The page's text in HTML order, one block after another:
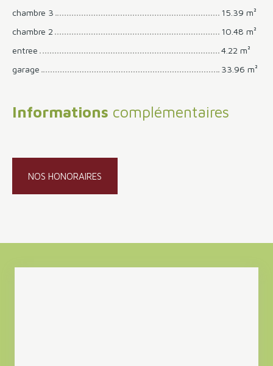
chambre 3
15.39 m²
chambre 2
10.48 m²
entree
4.22 m²
garage
33.96 m²
Informations complémentaires
NOS HONORAIRES